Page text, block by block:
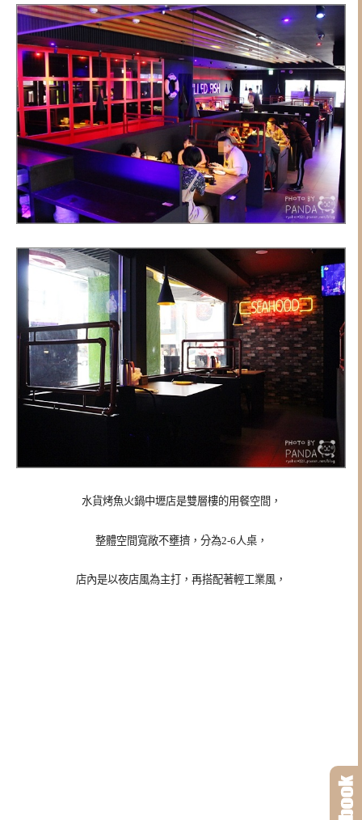
水貨烤魚火鍋中壢店是雙層樓的用餐空間，
整體空間寬敞不壅擠，分為2-6人桌，
店內是以夜店風為主打，再搭配著輕工業風，